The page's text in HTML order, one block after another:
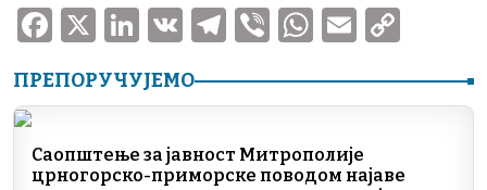
F
c
b
X
Li
k
dI
V
T
e
a
V
er
W
at
A
E
ai p
Li
ПРЕПОРУЧУЈЕМО
Саопштење за јавност Митрополије
црногорско-приморске поводом најаве